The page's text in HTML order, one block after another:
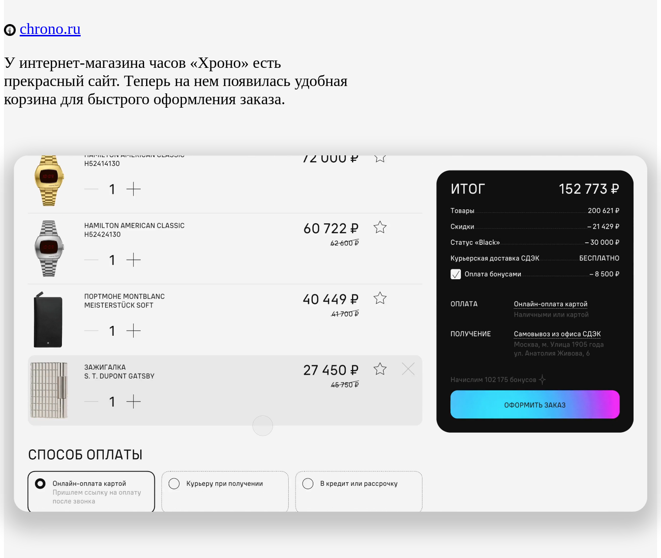
chrono.ru
У интернет-магазина часов «Хроно» есть
прекрасный сайт. Теперь на нем появилась удобная
корзина для быстрого оформления заказа.